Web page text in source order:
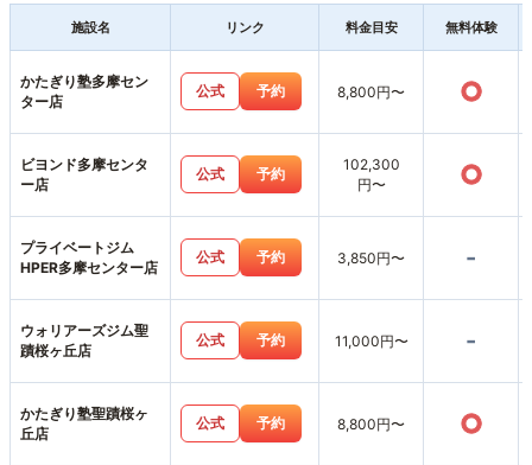
施設名 リンク 料金目安 無料体験
かたぎり塾多摩セン
ター店
公式 予約 8,800円〜 ○
ビヨンド多摩センタ
ー店
公式 予約
102,300
円〜
○
プライベートジム
HPER多摩センター店
公式 予約 3,850円〜 -
ウォリアーズジム聖
蹟桜ヶ丘店
公式 予約 11,000円〜 -
かたぎり塾聖蹟桜ヶ
丘店
公式 予約 8,800円〜 ○